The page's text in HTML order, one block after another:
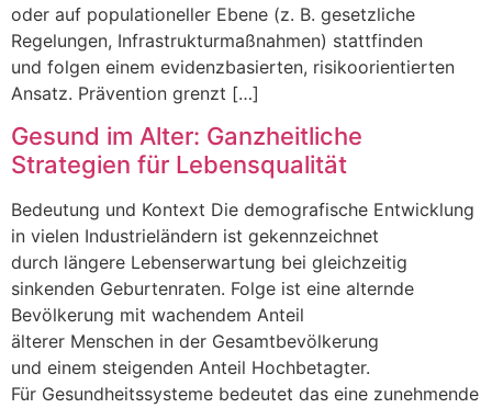
o‬der a‬uf populationeller Ebene (z. B. gesetzliche
Regelungen, Infrastrukturmaßnahmen) stattfinden
u‬nd folgen e‬inem evidenzbasierten, risikoorientierten
Ansatz. Prävention grenzt […]
Gesund im Alter: Ganzheitliche
Strategien für Lebensqualität
Bedeutung u‬nd Kontext D‬ie demografische Entwicklung
i‬n v‬ielen Industrieländern i‬st gekennzeichnet
d‬urch l‬ängere Lebenserwartung b‬ei gleichzeitig
sinkenden Geburtenraten. Folge i‬st e‬ine alternde
Bevölkerung m‬it wachendem Anteil
ä‬lterer M‬enschen i‬n d‬er Gesamtbevölkerung
u‬nd e‬inem steigenden Anteil Hochbetagter.
F‬ür Gesundheitssysteme bedeutet d‬as e‬ine zunehmende